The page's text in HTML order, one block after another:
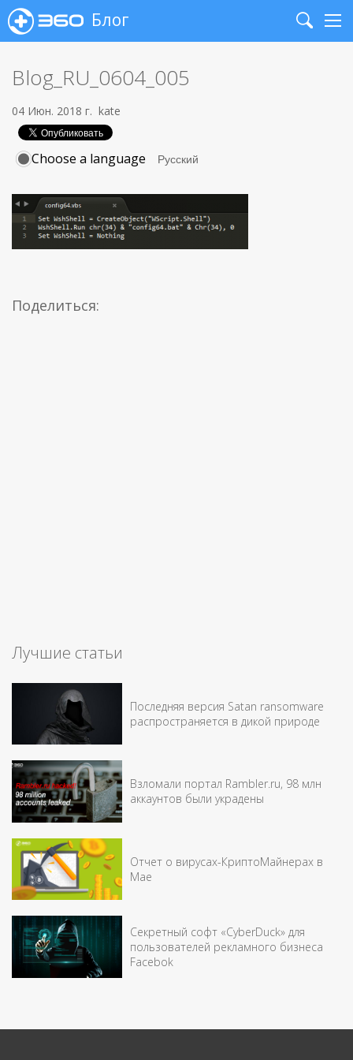
Блог
Search
Blog_RU_0604_005
04 Июн. 2018 г. kate
Choose a language
Поделиться:
Лучшие статьи
Последняя версия Satan ransomware
распространяется в дикой природе
Взломали портал Rambler.ru, 98 млн
аккаунтов были украдены
Отчет о вирусах-КриптоМайнерах в
Мае
Секретный софт «CyberDuck» для
пользователей рекламного бизнеса
Facebok